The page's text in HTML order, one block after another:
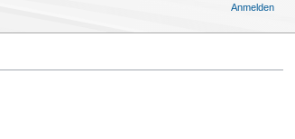
Anmelden